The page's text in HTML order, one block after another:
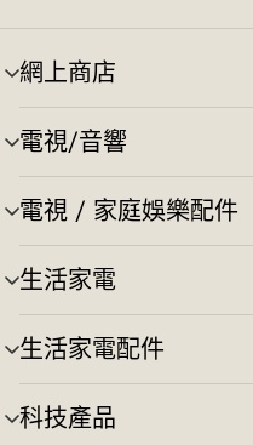
網上商店
選
單
切
換
電視/音響
選
單
切
換
電視 / 家庭娛樂配件
選
單
切
換
生活家電
選
單
切
換
生活家電配件
選
單
切
換
科技產品
選